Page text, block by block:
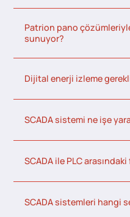
Patrion pano
sunuyor?
Dijital enerji izleme
SCADA sistemi ne işe
SCADA ile PLC
SCADA sistemleri hangi